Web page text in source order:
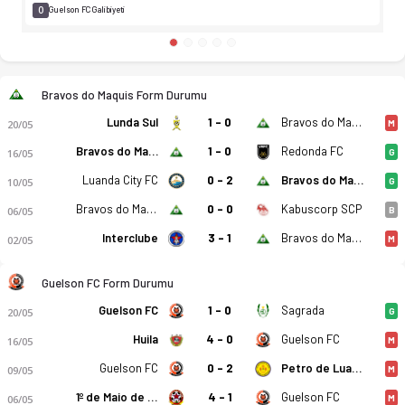
0 Guelson FC Galibiyeti
Bravos do Maquis Form Durumu
20/05 Lunda Sul 1 - 0 Bravos do Maquis M
16/05 Bravos do Maquis 1 - 0 Redonda FC G
10/05 Luanda City FC 0 - 2 Bravos do Maquis G
06/05 Bravos do Maquis 0 - 0 Kabuscorp SCP B
02/05 Interclube 3 - 1 Bravos do Maquis M
Guelson FC Form Durumu
20/05 Guelson FC 1 - 0 Sagrada G
16/05 Huila 4 - 0 Guelson FC M
09/05 Guelson FC 0 - 2 Petro de Luanda M
06/05 1º de Maio de Benguela 4 - 1 Guelson FC M